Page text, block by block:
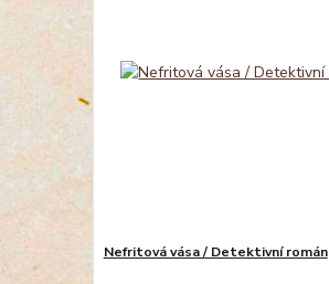
Nefritová vása / Detektivní román